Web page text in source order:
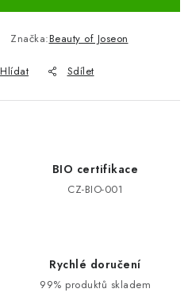
Značka:Beauty of Joseon
Hlídat Sdílet
BIO certifikace
CZ-BIO-001
Rychlé doručení
99% produktů skladem